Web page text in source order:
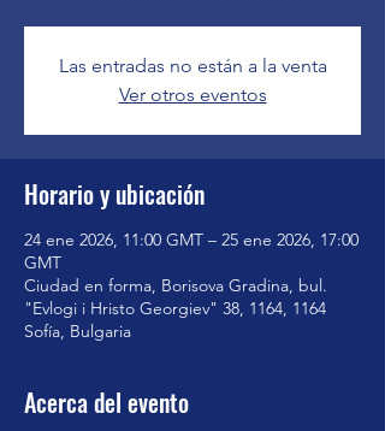
Las entradas no están a la venta
Ver otros eventos
Horario y ubicación
24 ene 2026, 11:00 GMT – 25 ene 2026, 17:00
GMT
Ciudad en forma, Borisova Gradina, bul.
"Evlogi i Hristo Georgiev" 38, 1164, 1164
Sofía, Bulgaria
Acerca del evento